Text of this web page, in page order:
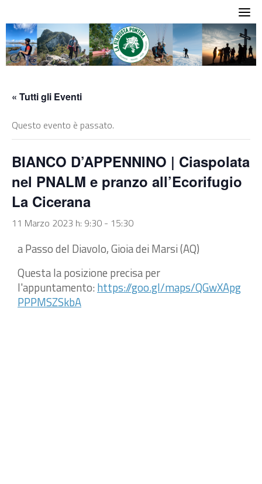
to
content
« Tutti gli Eventi
Questo evento è passato.
BIANCO D’APPENNINO | Ciaspolata
nel PNALM e pranzo all’Ecorifugio
La Cicerana
11 Marzo 2023 h: 9:30 - 15:30
a Passo del Diavolo, Gioia dei Marsi (AQ)
Questa la posizione precisa per
l'appuntamento: https://goo.gl/maps/QGwXApg
PPPMSZSkbA